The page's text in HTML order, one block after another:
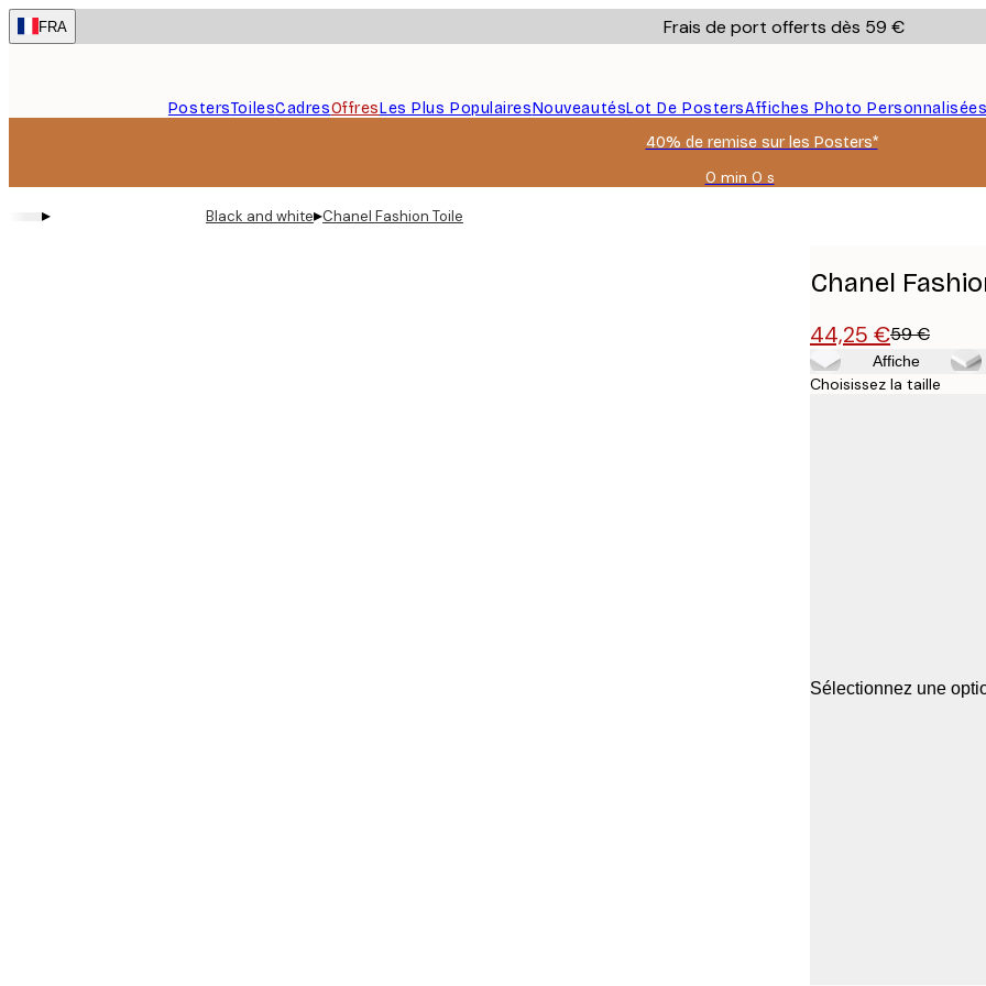
Skip
to
FRA Frais de port offerts dès 59 €
PostersToilesCadresOffresLes Plus PopulairesNouveautésLot De PostersAffiches Photo
40% de remise sur les Posters*
0 min 0 s
Valable
▸ Black and white▸Chanel Fashion Toile
Chanel
44,25 €59 €
Affiche
Choisissez la taille
Sélectionnez une